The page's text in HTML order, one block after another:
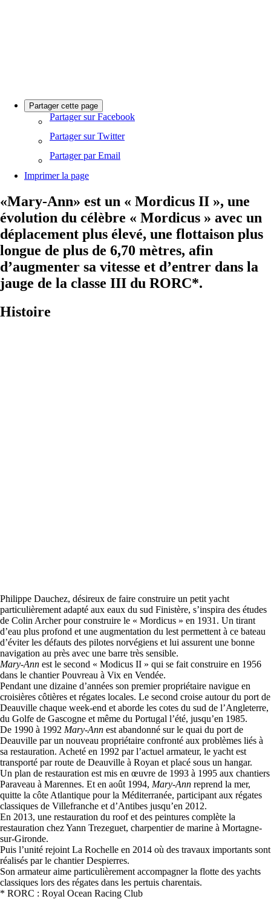
Partager cette page
Partager sur Facebook
Partager sur Twitter
Partager par Email
Imprimer la page
«Mary-Ann» est un « Mordicus II », une
évolution du célèbre « Mordicus » avec un
déplacement plus élevé, une flottaison plus
longue de plus de 6,70 mètres, afin
d’augmenter sa vitesse et d’entrer dans la
jauge de la classe III du RORC*.
Histoire
Philippe Dauchez, désireux de faire construire un petit yacht
particulièrement adapté aux eaux du sud Finistère, s’inspira des études
de Colin Archer pour construire le « Mordicus » en 1931. Un tirant
d’eau plus profond et une augmentation du lest permettent à ce bateau
d’éviter les défauts des pilotes norvégiens et lui assurent une bonne
navigation au près avec une barre très sensible.
Mary-Ann est le second « Modicus II » qui se fait construire en 1956
dans le chantier Pouvreau à Vix en Vendée.
Pendant une dizaine d’années son premier propriétaire navigue en
croisières côtières et régates locales. Le second croise autour du port de
Deauville chaque week-end et aborde les cotes du sud de l’Angleterre,
du Golfe de Gascogne et même du Portugal l’été, jusqu’en 1985.
De 1990 à 1992 Mary-Ann est abandonné sur le quai du port de
Deauville par un nouveau propriétaire confronté aux problèmes liés à
sa restauration. Acheté en 1992 par l’actuel armateur, le yacht est
transporté par route de Deauville à Royan et placé sous un hangar.
Un plan de restauration est mis en œuvre de 1993 à 1995 aux chantiers
Paraveau à Marennes. Et en août 1994, Mary-Ann reprend la mer,
quitte la côte Atlantique pour la Méditerranée, participant aux régates
classiques de Villefranche et d’Antibes jusqu’en 2012.
En 2013, une restauration du roof et des peintures complète la
restauration chez Yann Trezeguet, charpentier de marine à Mortagne-
sur-Gironde.
Puis l’unité rejoint La Rochelle en 2014 où des travaux importants sont
réalisés par le chantier Despierres.
Son armateur aime particulièrement accompagner la flotte des yachts
classiques lors des régates dans les pertuis charentais.
* RORC : Royal Ocean Racing Club